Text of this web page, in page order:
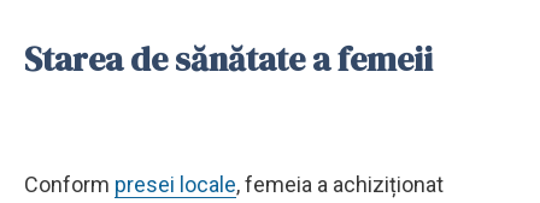
Starea de sănătate a femeii
Conform presei locale, femeia a achiziționat